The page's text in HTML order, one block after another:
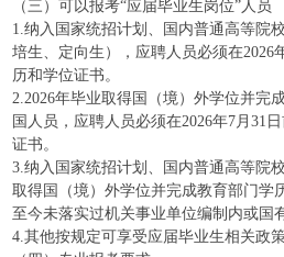
（三）可以报考“应届毕业生岗位”人员
1.纳入国家统招计划、国内普通高等院
培生、定向生），应聘人员必须在2026
历和学位证书。
2.2026年毕业取得国（境）外学位并完
国人员，应聘人员必须在2026年7月31
证书。
3.纳入国家统招计划、国内普通高等院
取得国（境）外学位并完成教育部门学
至今未落实过机关事业单位编制内或国
4.其他按规定可享受应届毕业生相关政策